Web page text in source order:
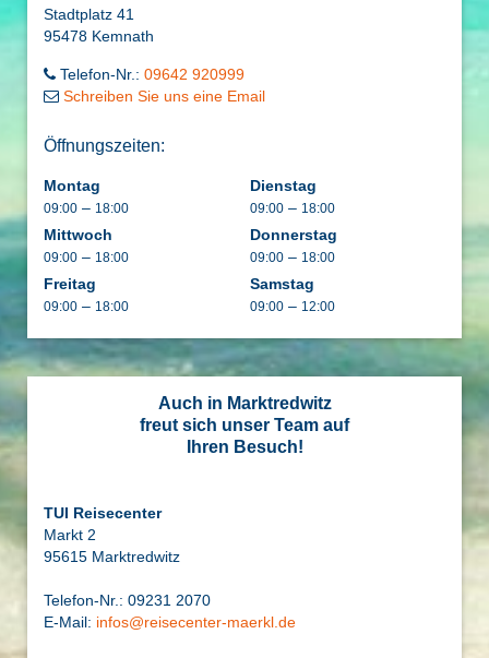
Stadtplatz 41
95478 Kemnath
Telefon-Nr.: 09642 920999
Schreiben Sie uns eine Email
Öffnungszeiten:
Montag
09:00 – 18:00
Dienstag
09:00 – 18:00
Mittwoch
09:00 – 18:00
Donnerstag
09:00 – 18:00
Freitag
09:00 – 18:00
Samstag
09:00 – 12:00
Auch in Marktredwitz
freut sich unser Team auf
Ihren Besuch!
TUI Reisecenter
Markt 2
95615 Marktredwitz
Telefon-Nr.: 09231 2070
E-Mail: infos@reisecenter-maerkl.de